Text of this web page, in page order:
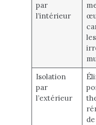
par
l’intérieur
les
Isolation
par
l’extérieur